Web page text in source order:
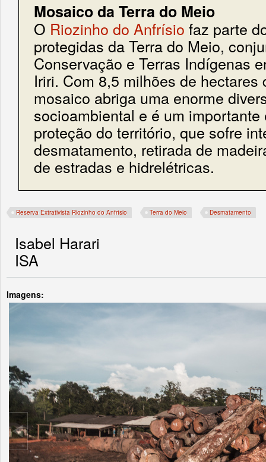
Mosaico da Terra do Meio
O Riozinho do Anfrísio faz parte
protegidas da Terra do Meio,
Conservação e Terras Indígenas
Iriri. Com 8,5 milhões de hectares
mosaico abriga uma enorme
socioambiental e é um importante
proteção do território, que sofre
desmatamento, retirada de
de estradas e hidrelétricas.
Reserva Extrativista Riozinho do Anfrísio Terra do Meio Desmatamento
Isabel Harari
ISA
Imagens: